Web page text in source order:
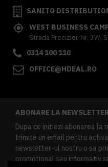
SANITO
WEST BUSINESS
Strada Preciziei, Nr, 3W,
0314 100 110
OFFICE@HDEAL.RO
ABONARE LA NEWSLETTER
Dupa ce initiezi abonarea
trimite un email pentru
newsletter-ul nostru o sa
promotional sau informativ